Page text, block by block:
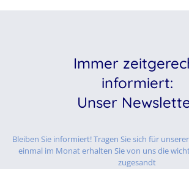
Immer
informiert:
Unser
Bleiben Sie informiert! Tragen Sie sich für
einmal im Monat erhalten Sie von uns die
zugesandt